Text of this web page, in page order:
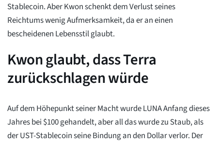
Stablecoin. Aber Kwon schenkt dem Verlust seines
Reichtums wenig Aufmerksamkeit, da er an einen
bescheidenen Lebensstil glaubt.
Kwon glaubt, dass Terra
zurückschlagen würde
Auf dem Höhepunkt seiner Macht wurde LUNA Anfang dieses
Jahres bei $100 gehandelt, aber all das wurde zu Staub, als
der UST-Stablecoin seine Bindung an den Dollar verlor. Der